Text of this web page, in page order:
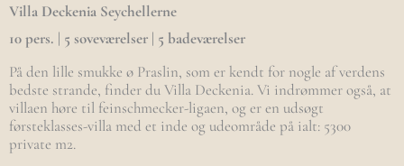
Villa Deckenia Seychellerne
10 pers. | 5 soveværelser | 5 badeværelser
På den lille smukke ø Praslin, som er kendt for nogle af verdens
bedste strande, finder du Villa Deckenia. Vi indrømmer også, at
villaen høre til feinschmecker-ligaen, og er en udsøgt
førsteklasses-villa med et inde og udeområde på ialt: 5300
private m2.